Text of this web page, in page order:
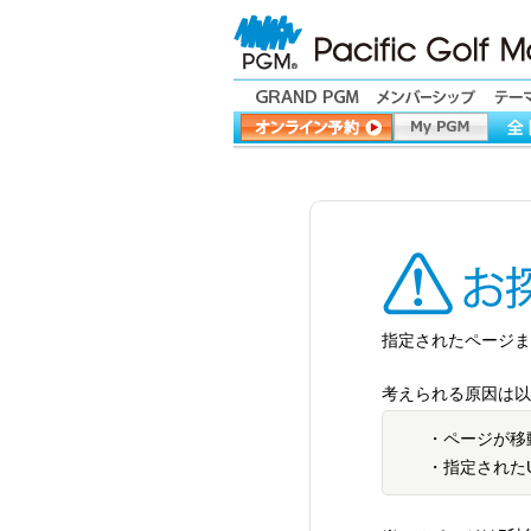
指定されたページ
考えられる原因は
・ページが
・指定され